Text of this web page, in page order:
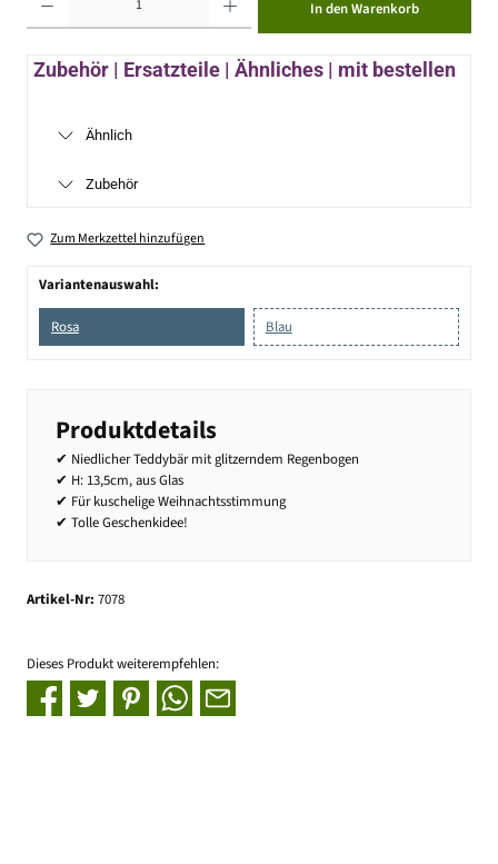
In den Warenkorb
Zubehör | Ersatzteile | Ähnliches | mit bestellen
Ähnlich
Zubehör
Zum Merkzettel hinzufügen
Variantenauswahl:
Rosa Blau
Produktdetails
✔ Niedlicher Teddybär mit glitzerndem Regenbogen
✔ H: 13,5cm, aus Glas
✔ Für kuschelige Weihnachtsstimmung
✔ Tolle Geschenkidee!
Artikel-Nr: 7078
Dieses Produkt weiterempfehlen: